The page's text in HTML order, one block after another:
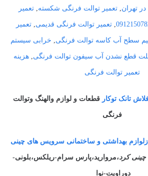
تهران, تعمیر توالت فرنگی شکسته, تعمیر
, تعمیر توالت فرنگی قدیمی, تعمیر
سطح آب کاسه توالت فرنگی, خرابی سیستم
قطع نشدن آب سیفون توالت فرنگی,هزینه
تعمیر توالت فرنگی
تانک توکارقطعات و لوازم والهنگ وتوالت
فرنگی
بهداشتی و ساختمانی سرویس های چینی
چینی کرد،مروارید،پارس سرام-ریلکس،بلونی-
دوراویت-نوا